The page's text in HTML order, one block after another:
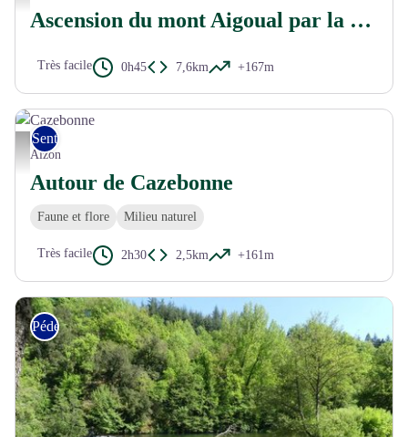
Ascension du mont Aigoual par la voie de découverte
Très facile 0h45 7,6km +167m
Cazebonne - © C. Daquo
Sentiers de découverte
Alzon
Autour de Cazebonne
Faune et flore Milieu naturel
Très facile 2h30 2,5km +161m
Pédestre